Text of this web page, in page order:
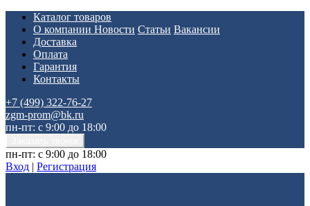
Каталог товаров
О компании Новости Статьи Вакансии
Доставка
Оплата
Гарантия
Контакты
+7 (499) 322-76-27
zgm-prom@bk.ru
пн-пт: с 9:00 до 18:00
пн-пт: с 9:00 до 18:00
Вход | Регистрация